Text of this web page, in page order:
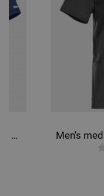
Men's medical tunic CHEROKEE V-NECK DARK BLULE WWE603.